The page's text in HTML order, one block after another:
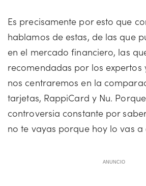
Es precisamente por esto que
hablamos de estas, de las que
en el mercado financiero, las
recomendadas por los expertos
nos centraremos en la
tarjetas, RappiCard y Nu.
controversia constante por
no te vayas porque hoy lo vas a
ANUNCIO